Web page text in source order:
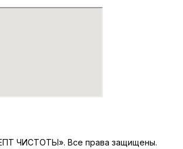
ЧИСТОТЫ». Все права защищены.